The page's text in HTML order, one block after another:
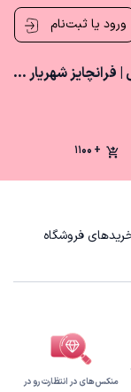
ورود یا ثبت‌نام
فروشگاه زنجیره‌ای افق کوروش | فرانچايز شهريار شاهدشهر
+ 1100
فروشگاه
منکس‌های در انتظارت رو در